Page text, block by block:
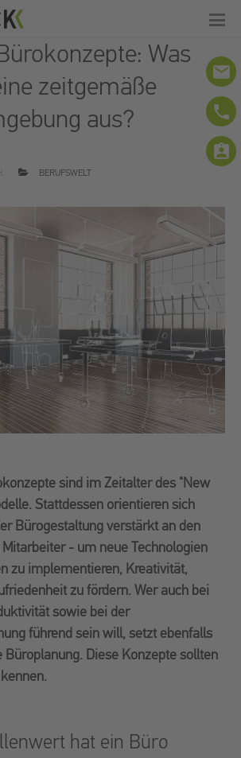
Was
zeitgemäße
aus?
BERUFSWELT
sind im Zeitalter des "New
Stattdessen orientieren sich
Bürogestaltung verstärkt an den
- um neue Technologien
zu implementieren, Kreativität,
zu fördern. Wer auch bei
sowie bei der
führend sein will, setzt ebenfalls
Büroplanung. Diese Konzepte sollten
hat ein Büro
email
phone
assignment_ind